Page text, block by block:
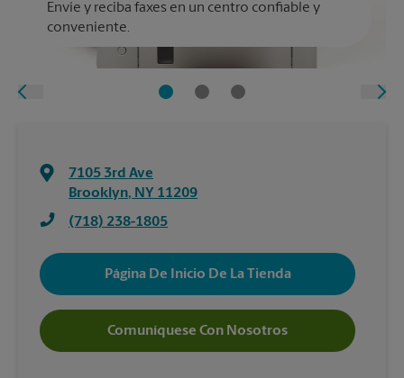
Envíe y reciba faxes en un centro confiable y
conveniente.
7105 3rd Ave
Brooklyn, NY 11209
(718) 238-1805
Página De Inicio De La Tienda
Comuníquese Con Nosotros